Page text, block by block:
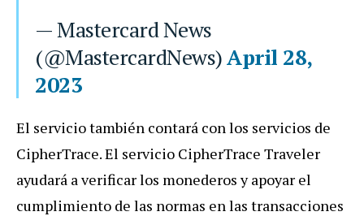
— Mastercard News
(@MastercardNews)April 28,
2023
El servicio también contará con los servicios de
CipherTrace. El servicio CipherTrace Traveler
ayudará a verificar los monederos y apoyar el
cumplimiento de las normas en las transacciones